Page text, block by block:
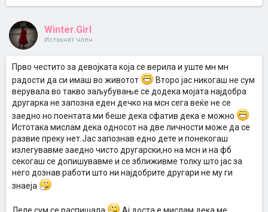
Winter.Girl
Истакнат член
Прво честито за девојката која се верила и уште мн мн
радости да си имаш во животот
Второ јас никогаш не сум
верувала во такво заљубување се додека мојата најдобра
другарка не запозна еден дечко на мсн сега веќе не се
заедно но поентата ми беше дека сфатив дека е можно
Истотака мислам дека односот на две личности може да се
развие преку нет.Јас запознав едно дете и понекогаш
излегувавме заедно чисто другарски,но на мсн и на фб
секогаш се допишувавме и се зближивме толку што јас за
него дознав работи што ни најдобрите другари не му ги
знаеја